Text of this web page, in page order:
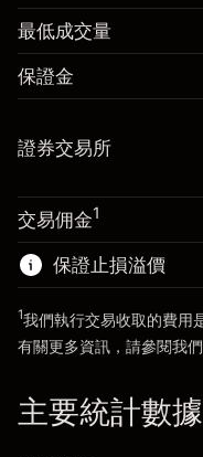
保證金。您的
隔夜倉息
來自杠杆的資金 -
前往平台
保證金。您的
隔夜倉息
來自杠杆的資金 -
前往平台
最低成交量
保證金
證券交易所
交易佣金1
保證止損溢價
1我們執行交易收取的費用
有關更多資訊，請參閱我
主要統計數據